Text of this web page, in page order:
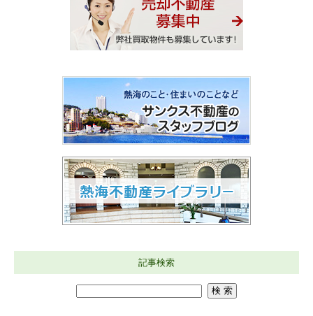
記事検索